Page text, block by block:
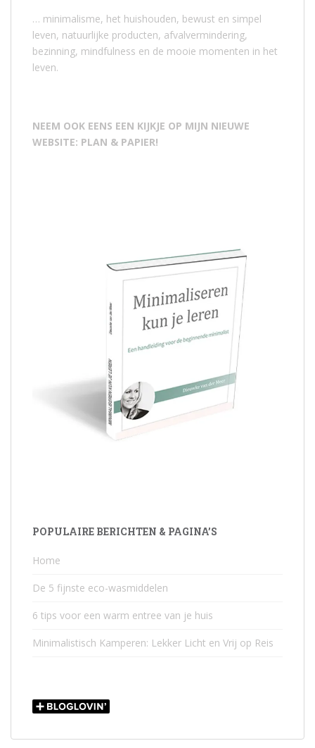
… minimalisme, het huishouden, bewust en simpel
leven, natuurlijke producten, afvalvermindering,
bezinning, mindfulness en de mooie momenten in het
leven.
NEEM OOK EENS EEN KIJKJE OP MIJN NIEUWE
WEBSITE: PLAN & PAPIER!
POPULAIRE BERICHTEN & PAGINA’S
Home
De 5 fijnste eco-wasmiddelen
6 tips voor een warm entree van je huis
Minimalistisch Kamperen: Lekker Licht en Vrij op Reis